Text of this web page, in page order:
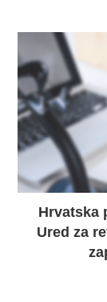
Hrvatska
Ured za